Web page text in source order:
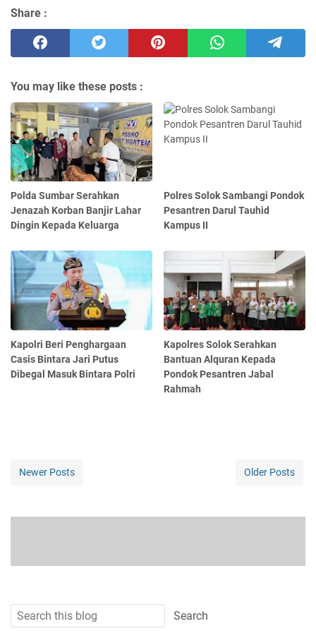
Share :
You may like these posts :
Polda Sumbar Serahkan
Jenazah Korban Banjir Lahar
Dingin Kepada Keluarga
Polres Solok Sambangi Pondok
Pesantren Darul Tauhid
Kampus II
Kapolri Beri Penghargaan
Casis Bintara Jari Putus
Dibegal Masuk Bintara Polri
Kapolres Solok Serahkan
Bantuan Alquran Kepada
Pondok Pesantren Jabal
Rahmah
Newer Posts Older Posts